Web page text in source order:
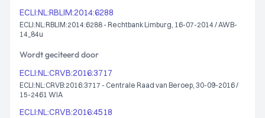
ECLI:NL:RBLIM:2014:6288
ECLI:NL:RBLIM:2014:6288 - Rechtbank Limburg, 16-07-2014 / AWB-
14_84u
Wordt geciteerd door
ECLI:NL:CRVB:2016:3717
ECLI:NL:CRVB:2016:3717 - Centrale Raad van Beroep, 30-09-2016 /
15-2461 WIA
ECLI:NL:CRVB:2016:4518